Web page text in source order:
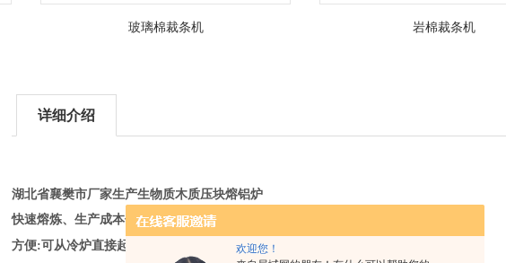
欢迎您！
玻璃棉裁条机 岩棉裁条机
详细介绍
湖北省襄樊市厂家生产生物质木质压块熔铝炉
快速熔炼、生产成本低，污染小;
方便:可从冷炉直接起熔，溶液可全部倒空，更换熔料品种方便;